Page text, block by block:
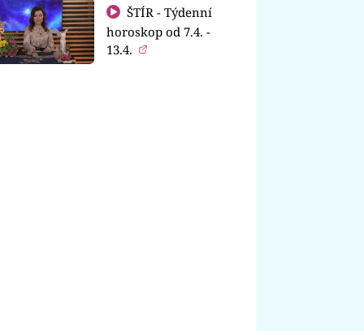
ŠTÍR - Týdenní
horoskop od 7.4. -
13.4.